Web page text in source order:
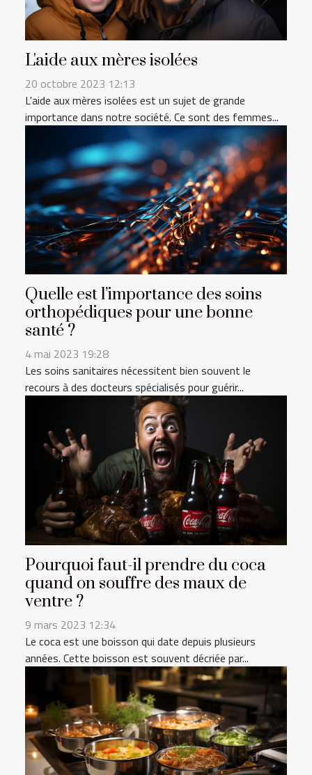
L'aide aux mères isolées
20 octobre 2023 12:13
L'aide aux mères isolées est un sujet de grande
importance dans notre société. Ce sont des femmes...
Quelle est l’importance des soins
orthopédiques pour une bonne
santé ?
4 mai 2023 19:28
Les soins sanitaires nécessitent bien souvent le
recours à des docteurs spécialisés pour guérir...
Pourquoi faut-il prendre du coca
quand on souffre des maux de
ventre ?
9 mars 2023 12:34
Le coca est une boisson qui date depuis plusieurs
années. Cette boisson est souvent décriée par...